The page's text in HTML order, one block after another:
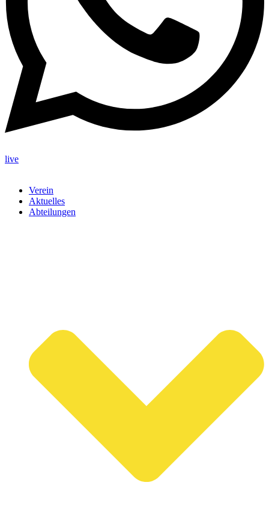
live
Verein
Aktuelles
Abteilungen